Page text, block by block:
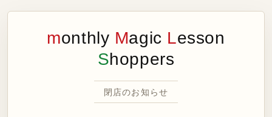
monthly Magic Lesson
Shoppers
閉店のお知らせ